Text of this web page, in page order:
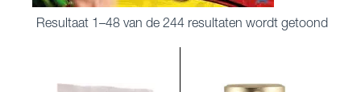
Resultaat 1–48 van de 244 resultaten wordt getoond